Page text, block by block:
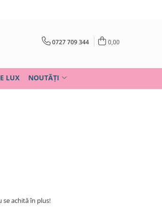
0727 709 344 0,00
LUX NOUTĂȚI
achită în plus!